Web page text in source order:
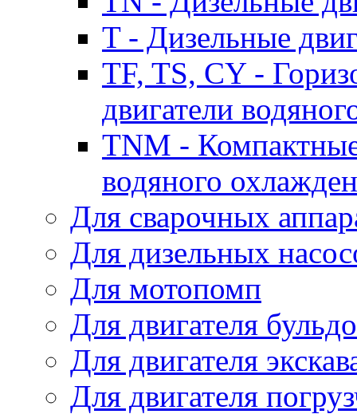
T - Дизельные
TF, TS, CY -
двигатели
TNM -
водяного
Для сварочных
Для дизельных
Для мотопомп
Для двигателя
Для двигателя
Для двигателя